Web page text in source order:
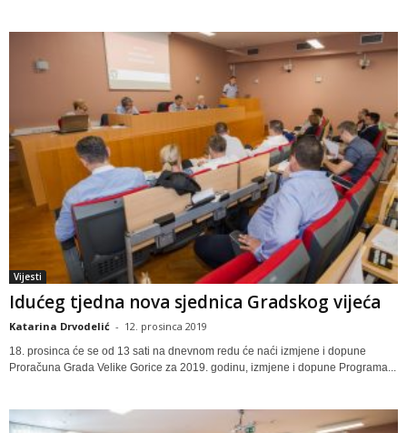
Vijesti
Idućeg tjedna nova sjednica Gradskog vijeća
Katarina Drvodelić - 12. prosinca 2019
18. prosinca će se od 13 sati na dnevnom redu će naći izmjene i dopune
Proračuna Grada Velike Gorice za 2019. godinu, izmjene i dopune Programa...